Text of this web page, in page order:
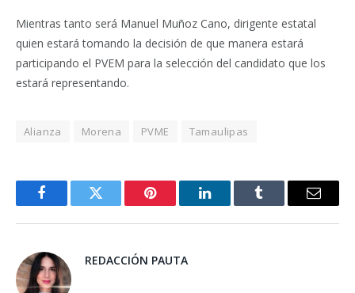
Mientras tanto será Manuel Muñoz Cano, dirigente estatal
quien estará tomando la decisión de que manera estará
participando el PVEM para la selección del candidato que los
estará representando.
Alianza Morena PVME Tamaulipas
FacebookTwitter Pinterest LinkedInTumblr Email
REDACCIÓN PAUTA